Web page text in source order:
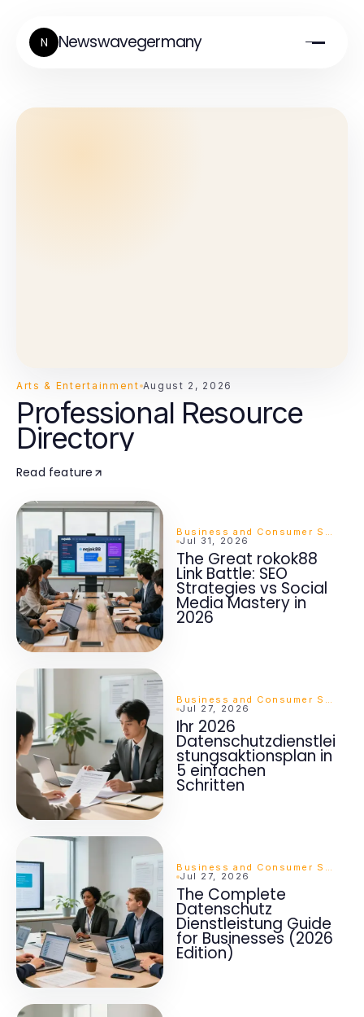
N Newswavegermany
Arts & Entertainment August 2, 2026
Professional Resource
Directory
Read feature
Business and Consumer Services
Jul 31, 2026
The Great rokok88
Link Battle: SEO
Strategies vs Social
Media Mastery in
2026
Business and Consumer Services
Jul 27, 2026
Ihr 2026
Datenschutzdienstlei
stungsaktionsplan in
5 einfachen
Schritten
Business and Consumer Services
Jul 27, 2026
The Complete
Datenschutz
Dienstleistung Guide
for Businesses (2026
Edition)